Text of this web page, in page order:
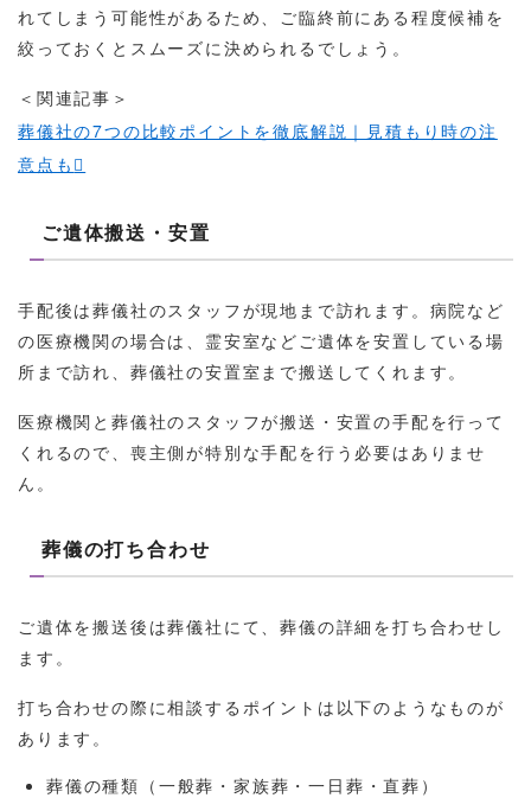
れてしまう可能性があるため、ご臨終前にある程度候補を
絞っておくとスムーズに決められるでしょう。
＜関連記事＞
葬儀社の7つの比較ポイントを徹底解説｜見積もり時の注
意点も
ご遺体搬送・安置
手配後は葬儀社のスタッフが現地まで訪れます。病院など
の医療機関の場合は、霊安室などご遺体を安置している場
所まで訪れ、葬儀社の安置室まで搬送してくれます。
医療機関と葬儀社のスタッフが搬送・安置の手配を行って
くれるので、喪主側が特別な手配を行う必要はありませ
ん。
葬儀の打ち合わせ
ご遺体を搬送後は葬儀社にて、葬儀の詳細を打ち合わせし
ます。
打ち合わせの際に相談するポイントは以下のようなものが
あります。
葬儀の種類（一般葬・家族葬・一日葬・直葬）